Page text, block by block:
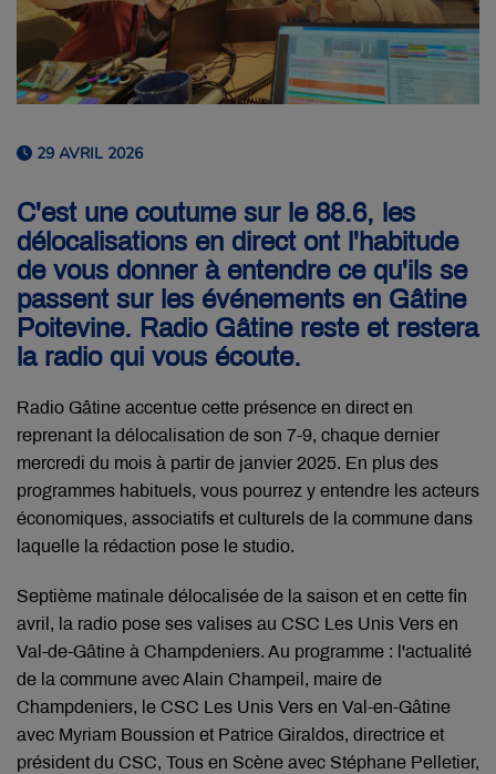
29 AVRIL 2026
C'est une coutume sur le 88.6, les
délocalisations en direct ont l'habitude
de vous donner à entendre ce qu'ils se
passent sur les événements en Gâtine
Poitevine. Radio Gâtine reste et restera
la radio qui vous écoute.
Radio Gâtine accentue cette présence en direct en
reprenant la délocalisation de son 7-9, chaque dernier
mercredi du mois à partir de janvier 2025. En plus des
programmes habituels, vous pourrez y entendre les acteurs
économiques, associatifs et culturels de la commune dans
laquelle la rédaction pose le studio.
Septième matinale délocalisée de la saison et en cette fin
avril, la radio pose ses valises au CSC Les Unis Vers en
Val-de-Gâtine à Champdeniers. Au programme : l'actualité
de la commune avec Alain Champeil, maire de
Champdeniers, le CSC Les Unis Vers en Val-en-Gâtine
avec Myriam Boussion et Patrice Giraldos, directrice et
président du CSC, Tous en Scène avec Stéphane Pelletier,